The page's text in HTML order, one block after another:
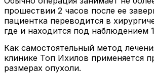
прошествии 2 часов после ее
пациентка переводится в
где и находится под наблюдением
Как самостоятельный метод
клинике Топ Ихилов применяется
размерах опухоли.